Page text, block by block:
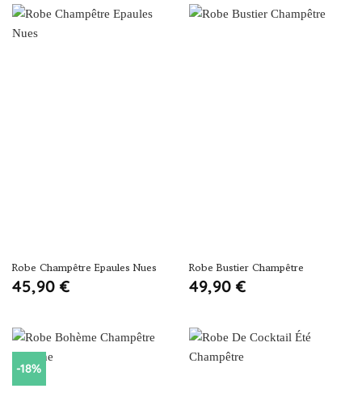
Robe Champêtre Epaules Nues
45,90 €
Robe Bustier Champêtre
49,90 €
-18%